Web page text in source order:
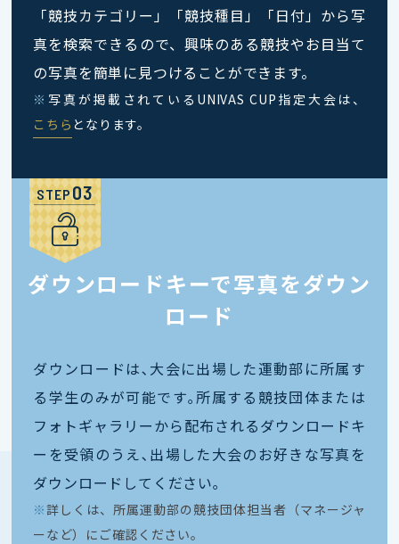
「競技カテゴリー」「競技種目」「日付」から写
真を検索できるので、興味のある競技やお目当て
の写真を簡単に見つけることができます。
※ 写真が掲載されているUNIVAS CUP指定大会は、
こちら となります。
STEP
ダウンロードキーで写真をダウン
ロード
ダウンロードは､大会に出場した運動部に所属す
る学生のみが可能です｡所属する競技団体または
フォトギャラリーから配布されるダウンロードキ
ーを受領のうえ､出場した大会のお好きな写真を
ダウンロードしてください｡
※ 詳しくは、所属運動部の競技団体担当者（マネージャ
ーなど）にご確認ください。